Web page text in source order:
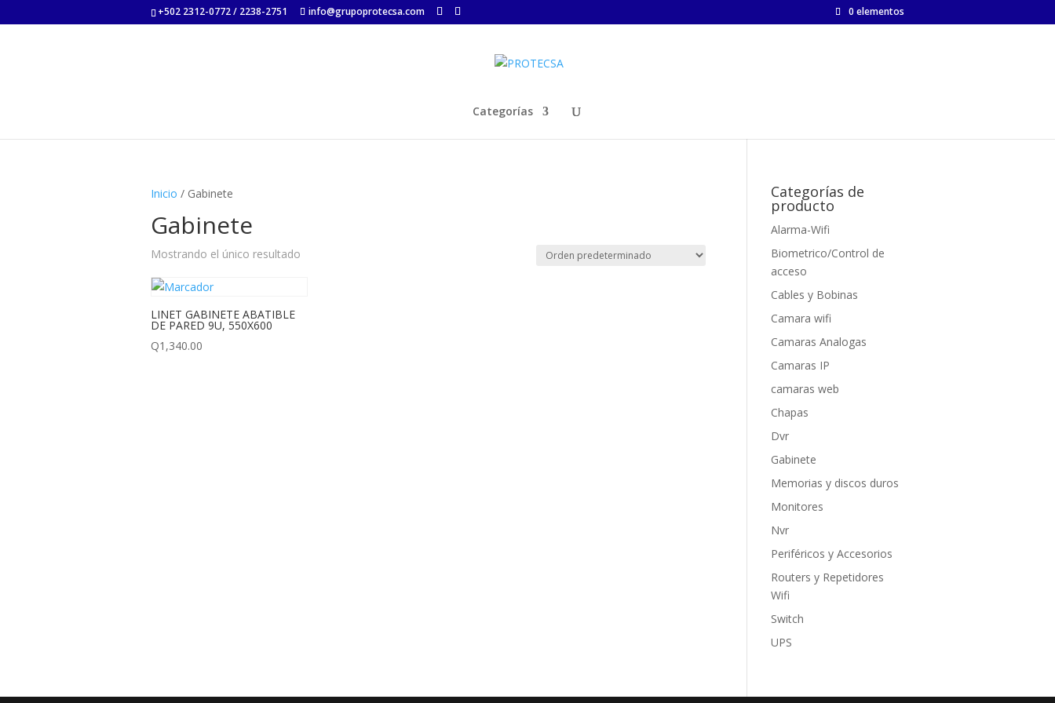
+502 2312-0772 / 2238-2751 info@grupoprotecsa.com 0 elementos
Categorías
Inicio / Gabinete
Gabinete
Mostrando el único resultado
LINET GABINETE ABATIBLE
DE PARED 9U, 550X600
Q1,340.00
Categorías de
producto
Alarma-Wifi
Biometrico/Control de
acceso
Cables y Bobinas
Camara wifi
Camaras Analogas
Camaras IP
camaras web
Chapas
Dvr
Gabinete
Memorias y discos duros
Monitores
Nvr
Periféricos y Accesorios
Routers y Repetidores
Wifi
Switch
UPS